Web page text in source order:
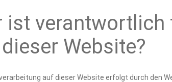
ist
Website?
auf dieser Website erfolgt durch den